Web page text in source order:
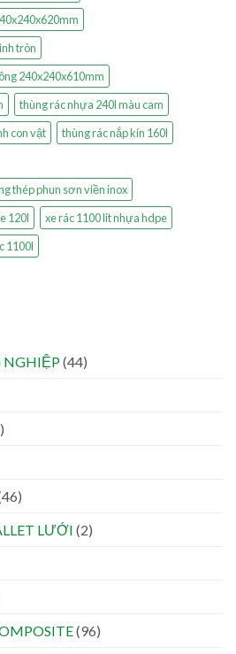
tròn
240x240x610mm
thùng rác nhựa 240l màu cam
con vật
thùng rác nắp kín 160l
thép phun sơn viền inox
120l
xe rác 1100 lít nhựa hdpe
1100l
NGHIỆP(44)
LƯỚI (2)
(96)